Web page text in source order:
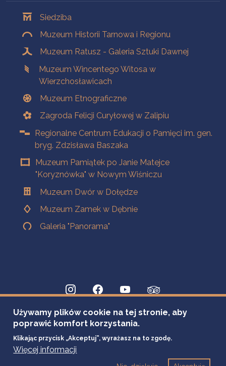
Siedziba
Muzeum Historii Tarnowa i Regionu
Muzeum Ratusz - Galeria Sztuki Dawnej
Muzeum Wincentego Witosa w
Wierzchosławicach
Muzeum Etnograficzne
Zagroda Felicji Curyłowej w Zalipiu
Regionalne Centrum Edukacji o Pamięci im. gen.
bryg. Zdzisława Baszaka
Muzeum Pamiątek po Janie Matejce
"Koryznówka" w Nowym Wiśniczu
Muzeum Dwór w Dołędze
Muzeum Zamek w Dębnie
Galeria "Panorama"
Używamy plików cookie na tej stronie, aby
poprawić komfort korzystania.
Klikając przycisk „Akceptuj”, wyrażasz na to zgodę.
Więcej informacji